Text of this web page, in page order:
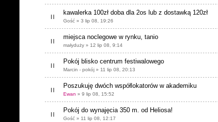
kawalerka 100zł doba dla 2os lub z dostawką 120zł
Gość » 3 lip 08, 19:26
miejsca noclegowe w rynku, tanio
małyduży » 12 lip 08, 9:14
Pokój blisko centrum festiwalowego
Marcin - pokój » 11 lip 08, 20:13
Poszukuję dwóch współlokatorów w akademiku
Ewan » 9 lip 08, 15:52
Pokój do wynajęcia 350 m. od Heliosa!
Gość » 11 lip 08, 12:17